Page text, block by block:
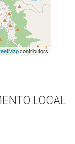
contributors
LOCAL